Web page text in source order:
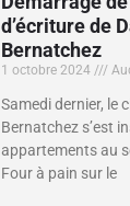
d’écriture de
Bernatchez
1 octobre 2024
Samedi dernier, le
Bernatchez s’est
appartements au
Four à pain sur le